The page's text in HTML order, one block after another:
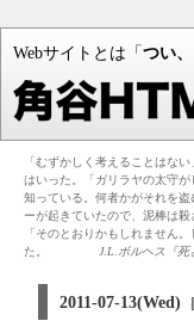
Webサイトとは「 つい
「むずかしく考えることはな
はいった。「ガリラヤの太守
知っている。何者かがそれを
ーが起きていたので、泥棒は殺
「そのとおりかもしれません
た。
J.L.ボルヘス『死
2011-07-13(Wed) [